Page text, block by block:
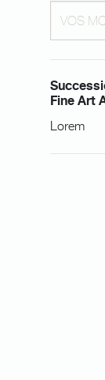
Fine Art
Lorem